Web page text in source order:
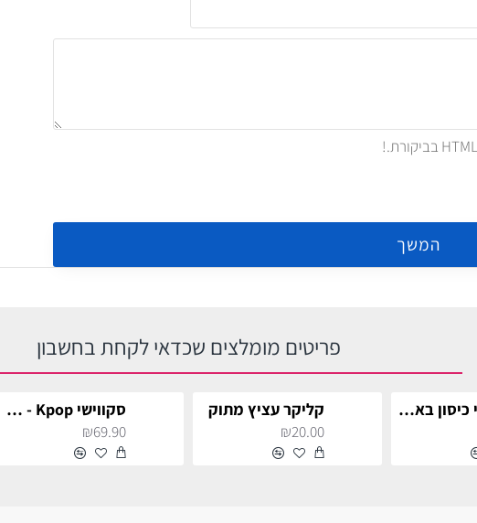
המשך
פריטים מומלצים שכדאי לקחת בחשבון
סקווישי כיסון באן דאמפלינג בגודל 8 ס״מ - Dumpling squishy קליקר עציץ מתוק
₪20.00
סקווישי Kpop - דרפי
₪69.90